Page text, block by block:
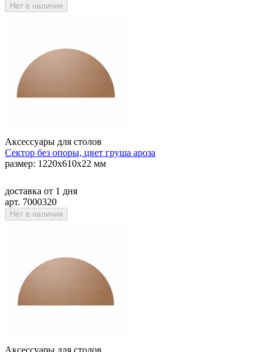
Нет в наличии
Аксессуары для столов
Сектор без опоры, цвет груша ароза
размер: 1220х610х22 мм
доставка от 1 дня
арт. 7000320
Нет в наличии
Аксессуары для столов